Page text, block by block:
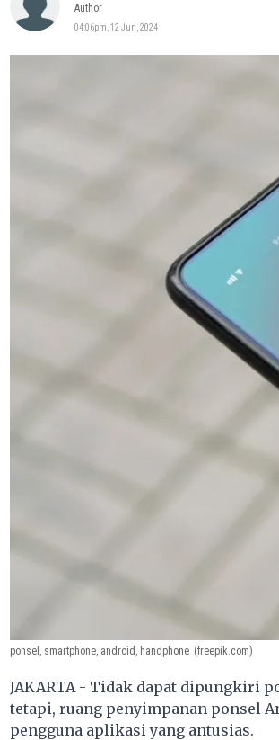
Author
04:06pm, 12 Jun, 2024
ponsel, smartphone, android, handphone (freepik.com)
JAKARTA - Tidak dapat dipungkiri
tetapi, ruang penyimpanan ponsel
pengguna aplikasi yang antusias.